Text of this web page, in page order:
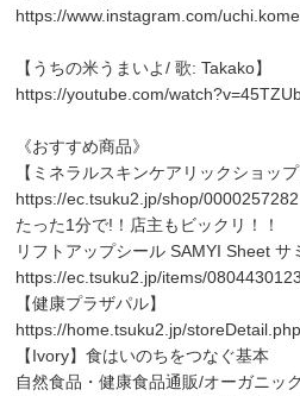
https://www.instagram.com/
【うちの米うまいよ/ 歌: Takako】
https://youtube.com/
《おすすめ商品》
【ミネラルスキンケアリックショップ
https://ec.tsuku2.jp/shop/0000257282
たった1分で!！店主もビックリ！！
リフトアップシール SAMYI Sheet
https://ec.tsuku2.jp/items/
【健康プラザパル】
https://home.tsuku2.jp/
【Ivory】食はいのちをつなぐ基本
自然食品・健康食品通販/オーガニッ